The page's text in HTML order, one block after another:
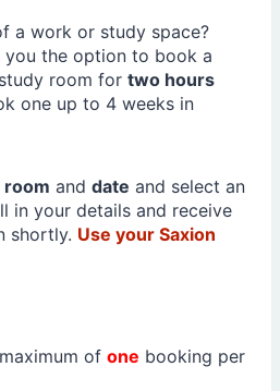
a work or study space?
you the option to book a
room for two hours
one up to 4 weeks in
room and date and select an
in your details and receive
shortly. Use your Saxion
of one booking per